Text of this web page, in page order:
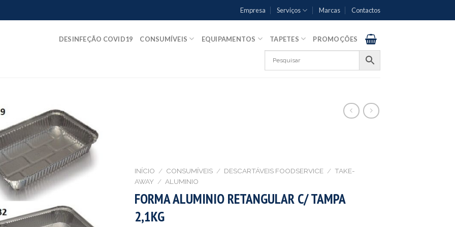
Empresa Serviços Marcas Contactos
DESINFEÇÃO COVID19 CONSUMÍVEIS EQUIPAMENTOS TAPETES PROMOÇÕES
INÍCIO / CONSUMÍVEIS / DESCARTÁVEIS FOODSERVICE / TAKE-
AWAY / ALUMINIO
FORMA ALUMINIO RETANGULAR C/ TAMPA
2,1KG